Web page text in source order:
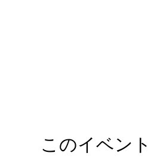
このイベン